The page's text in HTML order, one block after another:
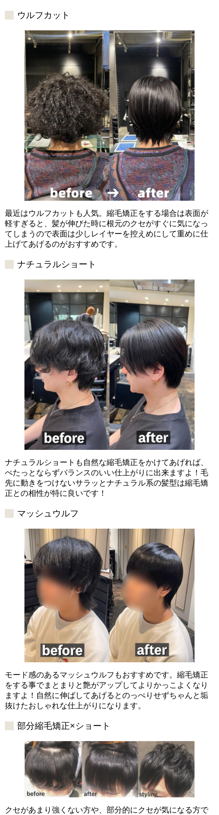
ウルフカット
最近はウルフカットも人気。縮毛矯正をする場合は表面が
軽すぎると、髪が伸びた時に根元のクセがすぐに気になっ
てしまうので表面は少しレイヤーを控えめにして重めに仕
上げてあげるのがおすすめです。
ナチュラルショート
ナチュラルショートも自然な縮毛矯正をかけてあげれば、
ぺたっとならずバランスのいい仕上がりに出来ますよ！毛
先に動きをつけないサラッとナチュラル系の髪型は縮毛矯
正との相性が特に良いです！
マッシュウルフ
モード感のあるマッシュウルフもおすすめです。縮毛矯正
をする事でまとまりと艶がアップしてよりかっこよくなり
ますよ！自然に伸ばしてあげるとのっぺりせずちゃんと垢
抜けたおしゃれな仕上がりになります。
部分縮毛矯正×ショート
クセがあまり強くない方や、部分的にクセが気になる方で